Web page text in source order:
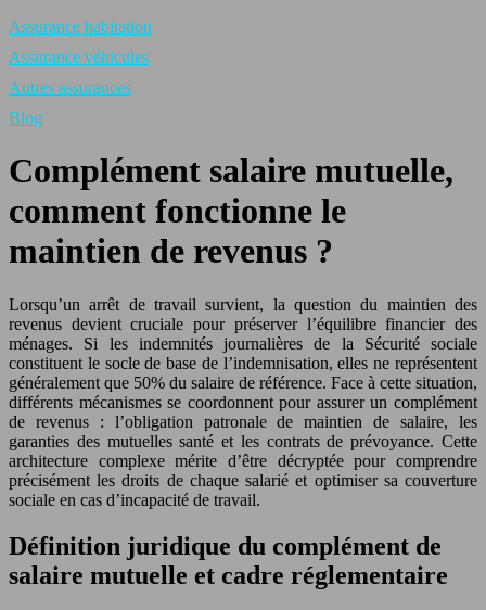
Assurance habitation
Assurance véhicules
Autres assurances
Blog
Complément salaire mutuelle,
comment fonctionne le
maintien de revenus ?
Lorsqu’un arrêt de travail survient, la question du maintien des
revenus devient cruciale pour préserver l’équilibre financier des
ménages. Si les indemnités journalières de la Sécurité sociale
constituent le socle de base de l’indemnisation, elles ne représentent
généralement que 50% du salaire de référence. Face à cette situation,
différents mécanismes se coordonnent pour assurer un complément
de revenus : l’obligation patronale de maintien de salaire, les
garanties des mutuelles santé et les contrats de prévoyance. Cette
architecture complexe mérite d’être décryptée pour comprendre
précisément les droits de chaque salarié et optimiser sa couverture
sociale en cas d’incapacité de travail.
Définition juridique du complément de
salaire mutuelle et cadre réglementaire